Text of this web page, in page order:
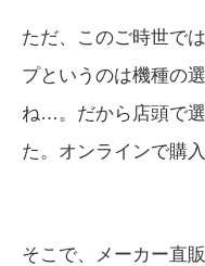
ただ、このご時世で
プというのは機種の
ね…。だから店頭で
た。オンラインで購
そこで、メーカー直